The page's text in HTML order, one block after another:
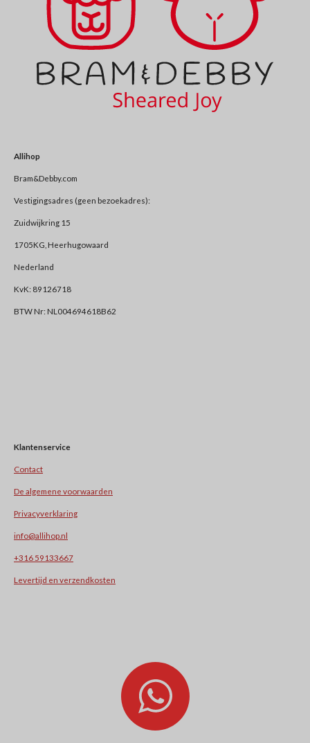
Allihop
Bram&Debby.com
Vestigingsadres (geen bezoekadres):
Zuidwijkring 15
1705KG, Heerhugowaard
Nederland
KvK: 89126718
BTW Nr: NL004694618B62
Klantenservice
Contact
De algemene voorwaarden
Privacyverklaring
info@allihop.nl
+31 6 59133667
Levertijd en verzendkosten